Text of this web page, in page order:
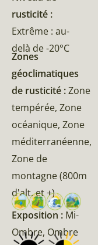
rusticité :
Extrême : au-
delà de -20°C
Zones
géoclimatiques
de rusticité :Zone
tempérée, Zone
océanique, Zone
méditerranéenne,
Zone de
montagne (800m
d'alt. et +)
Exposition : Mi-
Ombre, Ombre